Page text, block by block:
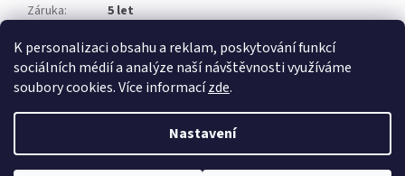
K personalizaci obsahu a reklam, poskytování funkcí
sociálních médií a analýze naší návštěvnosti využíváme
soubory cookies. Více informacízde.
Nastavení
Záruka:
5 let